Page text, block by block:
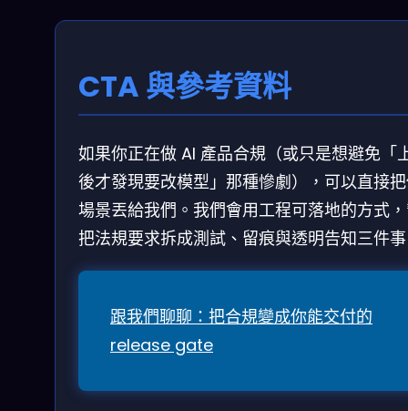
CTA 與參考資料
如果你正在做 AI 產品合規（或只是想避免「
後才發現要改模型」那種慘劇），可以直接
場景丟給我們。我們會用工程可落地的方式
把法規要求拆成測試、留痕與透明告知三件
跟我們聊聊：把合規變成你能交付的
release gate